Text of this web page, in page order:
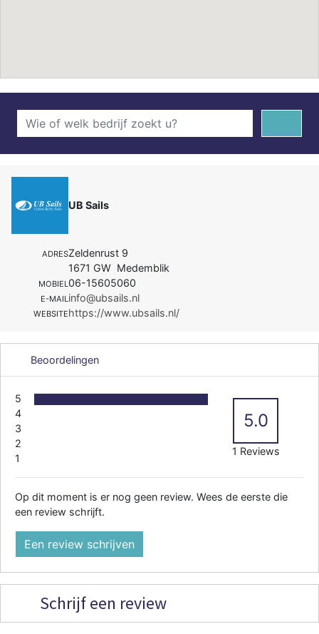
UB Sails
ADRESZeldenrust 9
1671 GW Medemblik
MOBIEL06-15605060
E-MAILinfo@ubsails.nl
WEBSITEhttps://www.ubsails.nl/
Beoordelingen
5
4
3
2
1
5.0
1 Reviews
Op dit moment is er nog geen review. Wees de eerste die
een review schrijft.
Een review schrijven
Schrijf een review